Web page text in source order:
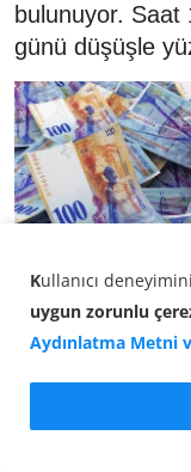
bulunuyor. Saat
günü düşüşle
Kullanıcı
uygun zorunlu
Aydınlatma Metni